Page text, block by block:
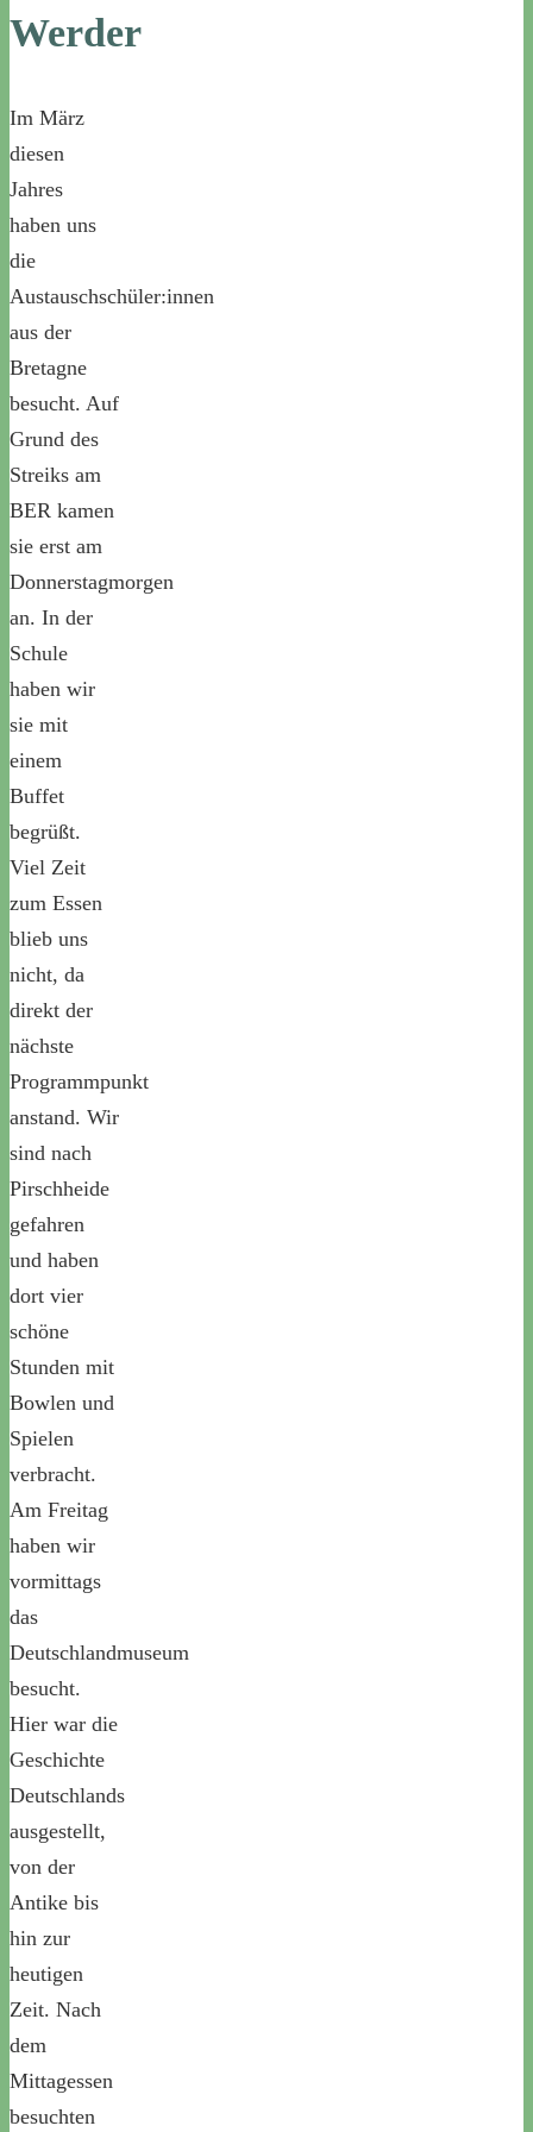
Werder
Im März
diesen
Jahres
haben uns
die
Austauschschüler:innen
aus der
Bretagne
besucht. Auf
Grund des
Streiks am
BER kamen
sie erst am
Donnerstagmorgen
an. In der
Schule
haben wir
sie mit
einem
Buffet
begrüßt.
Viel Zeit
zum Essen
blieb uns
nicht, da
direkt der
nächste
Programmpunkt
anstand. Wir
sind nach
Pirschheide
gefahren
und haben
dort vier
schöne
Stunden mit
Bowlen und
Spielen
verbracht.
Am Freitag
haben wir
vormittags
das
Deutschlandmuseum
besucht.
Hier war die
Geschichte
Deutschlands
ausgestellt,
von der
Antike bis
hin zur
heutigen
Zeit. Nach
dem
Mittagessen
besuchten